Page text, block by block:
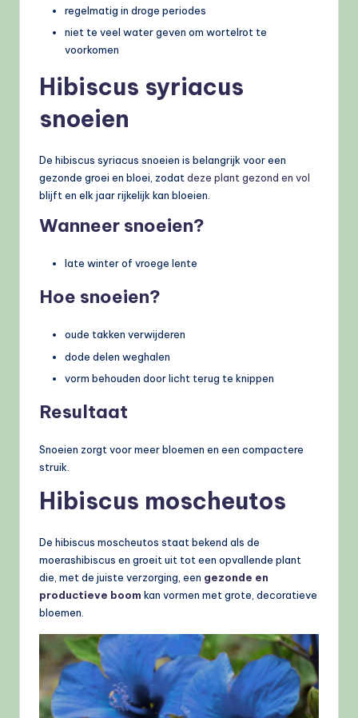
regelmatig in droge periodes
niet te veel water geven om wortelrot te
voorkomen
Hibiscus syriacus
snoeien
De hibiscus syriacus snoeien is belangrijk voor een
gezonde groei en bloei, zodatdeze plant gezond en vol
blijft en elk jaar rijkelijk kan bloeien.
Wanneer snoeien?
late winter of vroege lente
Hoe snoeien?
oude takken verwijderen
dode delen weghalen
vorm behouden door licht terug te knippen
Resultaat
Snoeien zorgt voor meer bloemen en een compactere
struik.
Hibiscus moscheutos
De hibiscus moscheutos staat bekend als de
moerashibiscus en groeit uit tot een opvallende plant
die, met de juiste verzorging, een gezonde en
productieve boom kan vormen met grote, decoratieve
bloemen.